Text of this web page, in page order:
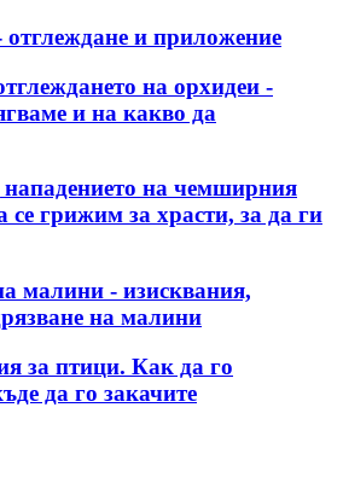
и приложение
на орхидеи -
и на какво да
на чемширния
се грижим за храсти, за да ги
малини - изисквания,
на малини
за птици. Как да го
да го закачите